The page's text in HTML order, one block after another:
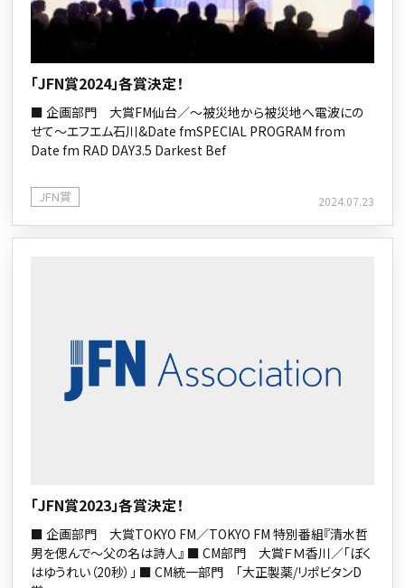
「JFN賞2024」各賞決定！
■ 企画部門 大賞FM仙台／～被災地から被災地へ電波にの
せて～エフエム石川&Date fmSPECIAL PROGRAM from
Date fm RAD DAY3.5 Darkest Bef
JFN賞 2024.07.23
「JFN賞2023」各賞決定！
■ 企画部門 大賞TOKYO FM／TOKYO FM 特別番組『清水哲
男を偲んで～父の名は詩人』 ■ CM部門 大賞ＦＭ香川／「ぼく
はゆうれい（20秒）」 ■ CM統一部門 「大正製薬/リポビタンD